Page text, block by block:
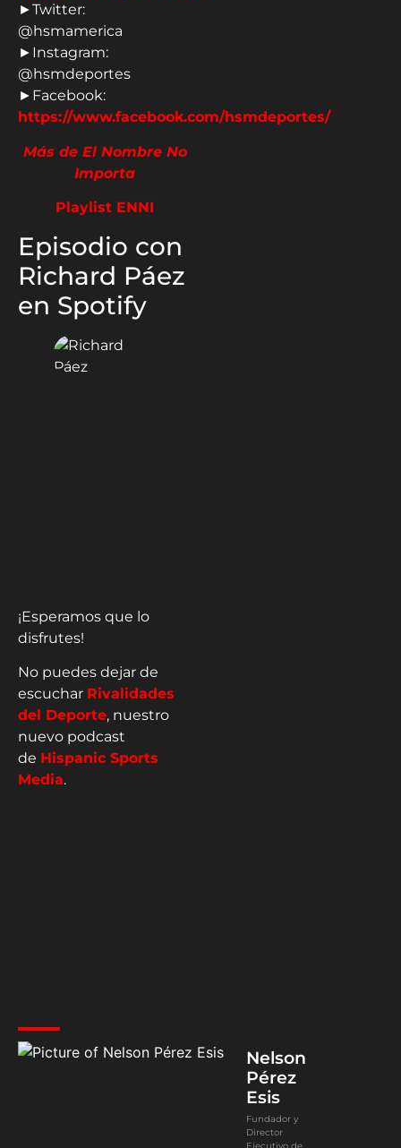
►Twitter:
@hsmamerica
►Instagram:
@hsmdeportes
►Facebook:
https://www.facebook.com/hsmdeportes/​​
Más de El Nombre No
Importa
Playlist ENNI
Episodio con
Richard Páez
en Spotify
¡Esperamos que lo
disfrutes!
No puedes dejar de
escuchar Rivalidades
del Deporte, nuestro
nuevo podcast
de Hispanic Sports
Media.
Nelson
Pérez
Esis
Fundador y
Director
Ejecutivo de